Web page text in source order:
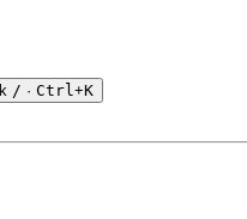
/ · Ctrl+K